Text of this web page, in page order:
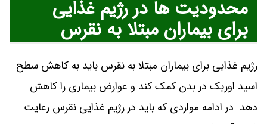
محدودیت ها در رژیم غذایی
برای بیماران مبتلا به نقرس
رژیم غذایی برای بیماران مبتلا به نقرس باید به کاهش سطح
اسید اوریک در بدن کمک کند و عوارض بیماری را کاهش
دهد در ادامه مواردی که باید در رژیم غذایی نقرس رعایت